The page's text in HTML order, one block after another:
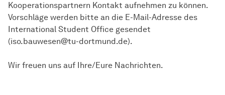
Kooperationspartnern Kontakt aufnehmen zu können.
Vorschläge werden bitte an die E-Mail-Adresse des
International Student Office gesendet
(iso.bauwesen@tu-dortmund.de).
Wir freuen uns auf Ihre/Eure Nachrichten.